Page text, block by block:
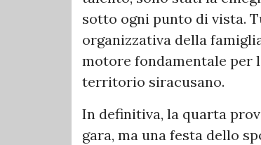
sotto ogni punto di vista.
organizzativa della
motore fondamentale per
territorio siracusano.
In definitiva, la quarta
gara, ma una festa dello